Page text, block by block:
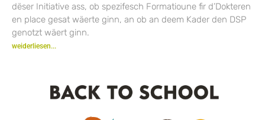
dëser Initiative ass, ob spezifesch Formatioune fir d’Dokteren
en place gesat wäerte ginn, an ob an deem Kader den DSP
genotzt wäert ginn.
weiderliesen...